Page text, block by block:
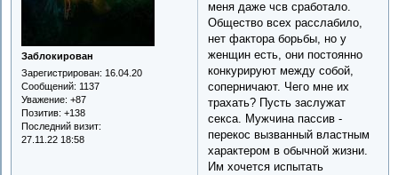
Заблокирован
Зарегистрирован: 16.04.20
Сообщений: 1137
Уважение: +87
Позитив: +138
Последний визит:
27.11.22 18:58
меня даже чсв сработало.
Общество всех расслабило,
нет фактора борьбы, но у
женщин есть, они постоянно
конкурируют между собой,
соперничают. Чего мне их
трахать? Пусть заслужат
секса. Мужчина пассив -
перекос вызванный властным
характером в обычной жизни.
Им хочется испытать